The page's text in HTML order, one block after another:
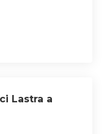
Lastra a